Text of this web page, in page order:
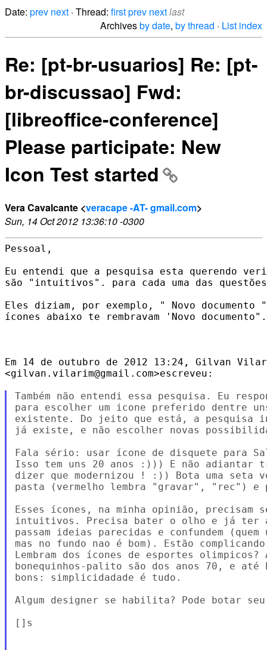
Date: prev next · Thread: firstprev nextlast
Archivesby date, by thread · List index
Re: [pt-br-usuarios] Re: [pt-
br-discussao] Fwd:
[libreoffice-conference]
Please participate: New
Icon Test started
Vera Cavalcante <veracape -AT- gmail.com>
Sun, 14 Oct 2012 13:36:10 -0300
Pessoal,
Eu entendi que a pesquisa esta querendo
são "intuitivos". para cada uma das
Eles diziam, por exemplo, " Novo
ícones abaixo te rembravam 'Novo documento".
Em 14 de outubro de 2012 13:24, Gilvan
<gilvan.vilarim@gmail.com>escreveu:
Também não entendi essa pesquisa. Eu
para escolher um icone preferido dentre
existente. Do jeito que está, a pesquisa
já existe, e não escolher novas
Fala sério: usar ícone de disquete para
Isso tem uns 20 anos :))) E não adiantar
dizer que modernizou ! :)) Bota uma seta
pasta (vermelho lembra "gravar", "rec") e
Esses ícones, na minha opinião, precisam
intuitivos. Precisa bater o olho e já ter a
passam ideias parecidas e confundem
mas no fundo nao é bom). Estão
Lembram dos ícones de esportes olimpicos?
bonequinhos-palito são dos anos 70, e até
bons: simplicidadade é tudo.
Algum designer se habilita? Pode botar
[]s